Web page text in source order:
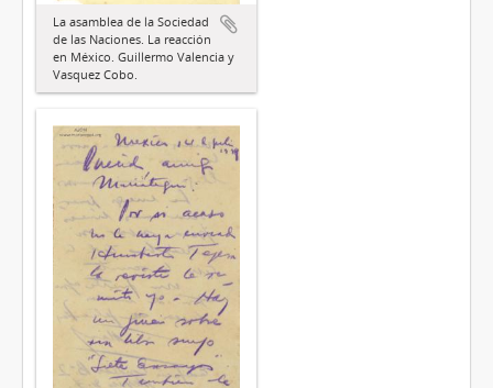
La asamblea de la Sociedad
de las Naciones. La reacción
en México. Guillermo Valencia y
Vasquez Cobo.